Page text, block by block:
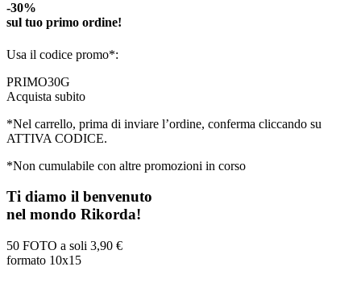
-30%
sul tuo primo ordine!
Usa il codice promo*:
PRIMO30G
Acquista subito
*Nel carrello, prima di inviare l’ordine, conferma cliccando su
ATTIVA CODICE.
*Non cumulabile con altre promozioni in corso
Ti diamo il benvenuto
nel mondo Rikorda!
50 FOTO a soli 3,90 €
formato 10x15